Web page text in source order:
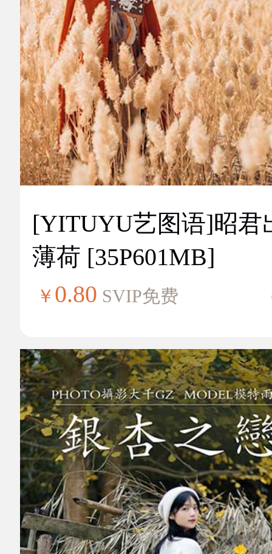
[YITUYU艺图语]昭君
薄荷 [35P601MB]
￥ 0.80 SVIP免费